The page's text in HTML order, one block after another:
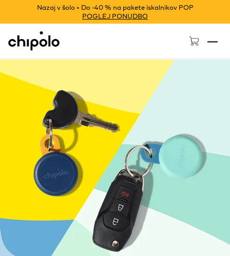
Nazaj v šolo • Do -40 % na pakete iskalnikov POP
POGLEJ PONUDBO
Chipolo - Home page